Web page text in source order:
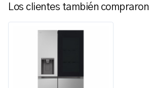
Los clientes también compraron